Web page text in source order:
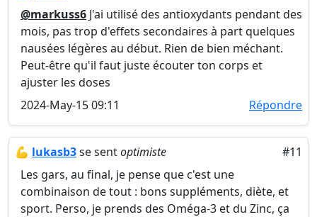
@markuss6 J'ai utilisé des antioxydants pendant des
mois, pas trop d'effets secondaires à part quelques
nausées légères au début. Rien de bien méchant.
Peut-être qu'il faut juste écouter ton corps et
ajuster les doses
2024-May-15 09:11
Répondre
💪 lukasb3se sentoptimiste
#11
Les gars, au final, je pense que c'est une
combinaison de tout : bons suppléments, diète, et
sport. Perso, je prends des Oméga-3 et du Zinc, ça